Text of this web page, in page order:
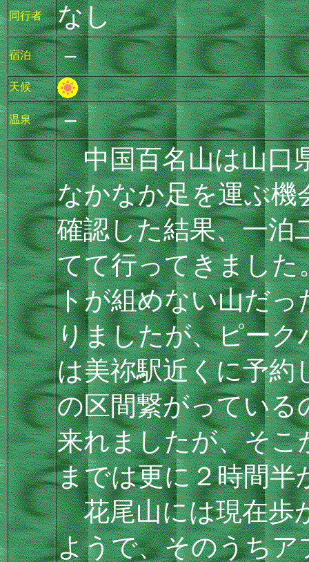
同行者 なし
宿泊 －
天候
温泉 －
中国百名山は山口
なかなか足を運ぶ
確認した結果、一泊
てて行ってきまし
トが組めない山だっ
りましたが、ピーク
は美祢駅近くに予約
の区間繋がっている
来れましたが、そこ
までは更に２時間半
花尾山には現在歩
ようで、そのうち